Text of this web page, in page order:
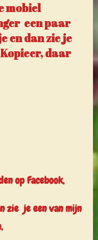
mobiel
een paar
en dan zie je
daar
Facebook,
zie je eenvan mijn